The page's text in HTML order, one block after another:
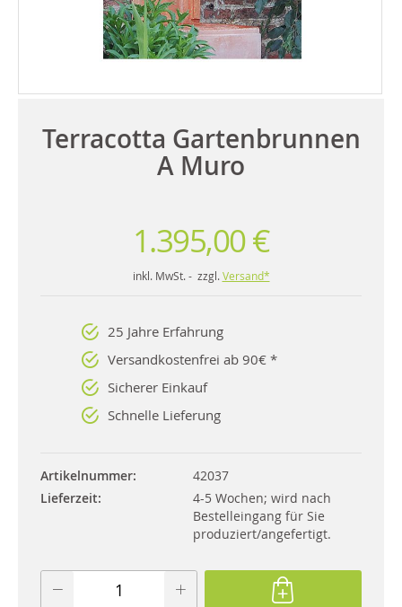
Terracotta Gartenbrunnen
A Muro
1.395,00 €
inkl. MwSt. - zzgl. Versand*
25 Jahre Erfahrung
Versandkostenfrei ab 90€ *
Sicherer Einkauf
Schnelle Lieferung
Artikelnummer
42037
Lieferzeit
4-5 Wochen; wird nach
Bestelleingang für Sie
produziert/angefertigt.